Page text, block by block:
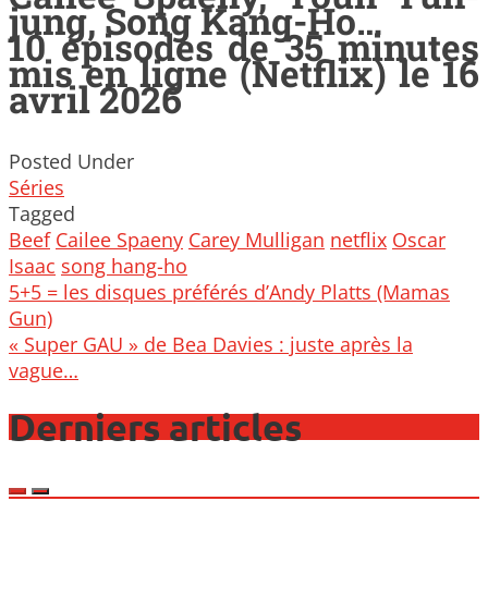
jung, Song Kang-Ho…
10 épisodes de 35 minutes
mis en ligne (Netflix) le 16
avril 2026
Posted Under
Séries
Tagged
Beef Cailee Spaeny Carey Mulligan netflix Oscar
Isaac song hang-ho
Post
navigation
5+5 = les disques préférés d’Andy Platts (Mamas
Gun)
« Super GAU » de Bea Davies : juste après la
vague…
Derniers articles